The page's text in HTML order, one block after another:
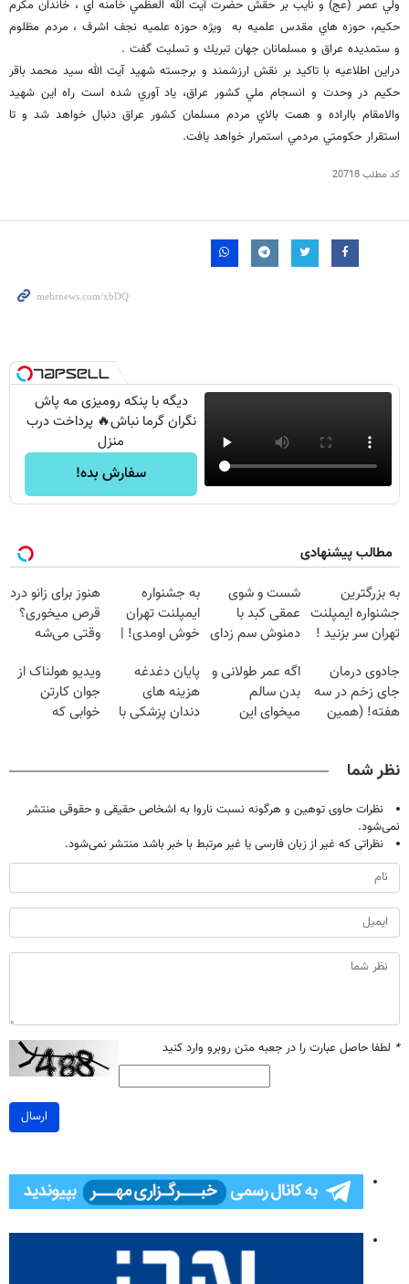
ولي عصر (عج) و نايب بر حقش حضرت آيت الله العظمي خامنه اي ، خاندان مكرم
حكيم، حوزه هاي مقدس علميه به ويژه حوزه علميه نجف اشرف ، مردم مظلوم
و ستمديده عراق و مسلمانان جهان تبريك و تسليت گفت .
دراين اطلاعيه با تاكيد بر نقش ارزشمند و برجسته شهيد آيت الله سيد محمد باقر
حكيم در وحدت و انسجام ملي كشور عراق، ياد آوري شده است راه اين شهيد
والامقام بااراده و همت بالاي مردم مسلمان كشور عراق دنبال خواهد شد و تا
استقرار حكومتي مردمي استمرار خواهد يافت.
کد مطلب20718
دیگه با پنکه رومیزی مه پاش
نگران گرما نباش🔥 پرداخت درب
منزل
سفارش بده!
مطالب پیشنهادی
به بزرگترین
جشنواره ایمپلنت
تهران سر بزنید !
میلیون !
شست و شوی
عمقی کبد با
دمنوش سم زدای
به جشنواره
ایمپلنت تهران
خوش اومدی! |
مشاوره رایگان
بگیر!
هنوز برای زانو درد
قرص میخوری؟
وقتی می‌شه
درمانش کرد؟؟؟؟
جادوی درمان
جای زخم در سه
هفته! (همین
اگه عمر طولانی و
بدن سالم
میخوای این
پایان دغدغه
هزینه های
دندان پزشکی با
ویدیو هولناک از
جوان کارتن
خوابی که
نظر شما
نظرات حاوی توهین و هرگونه نسبت ناروا به اشخاص حقیقی و حقوقی منتشر
نمی‌شود.
نظراتی که غیر از زبان فارسی یا غیر مرتبط با خبر باشد منتشر نمی‌شود.
* لطفا حاصل عبارت را در جعبه متن روبرو وارد کنید
ارسال